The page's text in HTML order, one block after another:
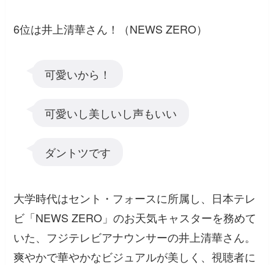
6位は井上清華さん！（NEWS ZERO）
可愛いから！
可愛いし美しいし声もいい
ダントツです
大学時代はセント・フォースに所属し、日本テレ
ビ「NEWS ZERO」のお天気キャスターを務めて
いた、フジテレビアナウンサーの井上清華さん。
爽やかで華やかなビジュアルが美しく、視聴者に